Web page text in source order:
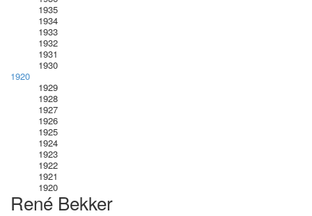
1935
1934
1933
1932
1931
1930
1920
1929
1928
1927
1926
1925
1924
1923
1922
1921
1920
René Bekker